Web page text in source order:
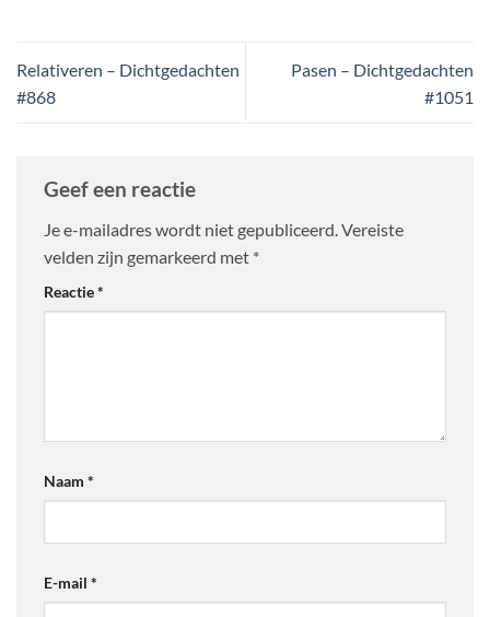
Relativeren – Dichtgedachten
#868
Pasen – Dichtgedachten
#1051
Geef een reactie
Je e-mailadres wordt niet gepubliceerd.Vereiste
velden zijn gemarkeerd met *
Reactie*
Naam *
E-mail *